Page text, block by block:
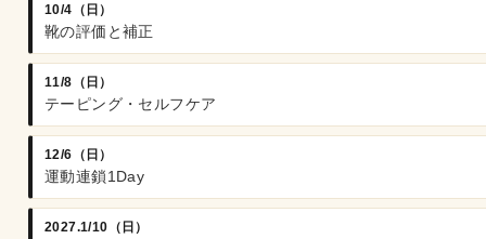
10/4（日）
靴の評価と補正
11/8（日）
テーピング・セルフケア
12/6（日）
運動連鎖1Day
2027.1/10（日）